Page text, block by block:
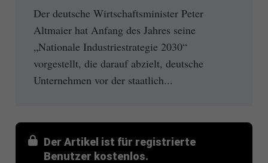
Der deutsche Wirtschaftsminister Peter
Altmaier hat Anfang des Jahres seine
„Nationale Industriestrategie 2030“
vorgestellt, die darauf abzielt, deutsche
Unternehmen vor der staatlich...
Der Artikel ist für registrierte
Benutzer kostenlos.